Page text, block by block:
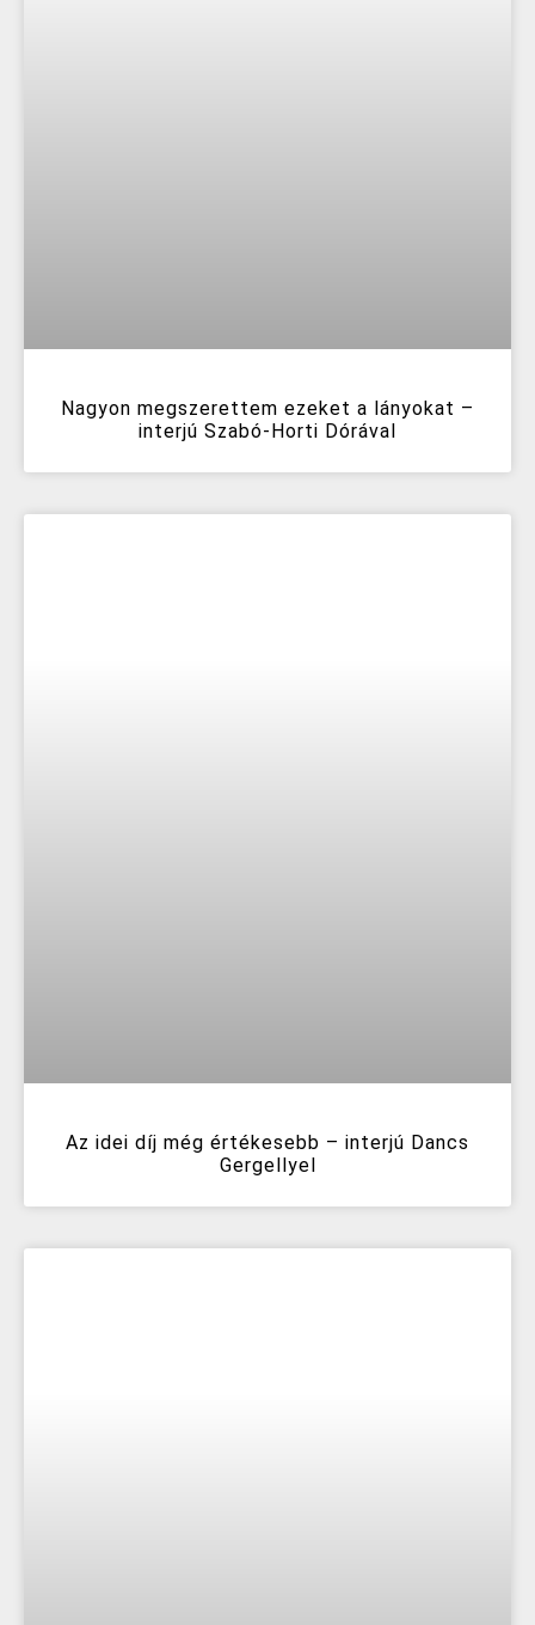
Nagyon megszerettem ezeket a lányokat –
interjú Szabó-Horti Dórával
Az idei díj még értékesebb – interjú Dancs
Gergellyel